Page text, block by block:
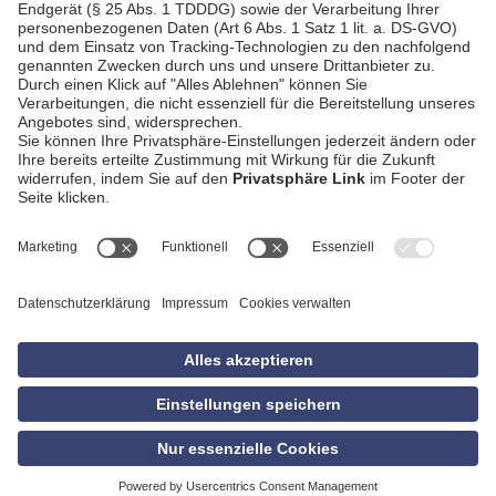
AGB
Datenschutzerklärung
Empfang
Privatsphäre